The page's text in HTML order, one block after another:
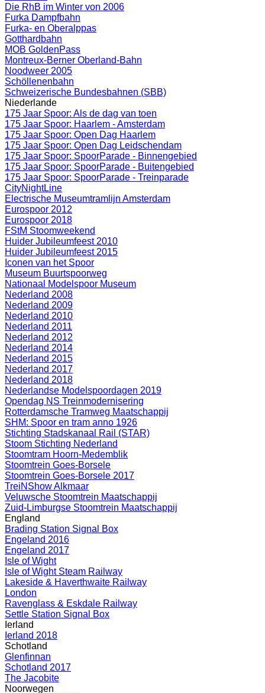
Die RhB im Winter von 2006
Furka Dampfbahn
Furka- en Oberalppas
Gotthardbahn
MOB GoldenPass
Montreux-Berner Oberland-Bahn
Noodweer 2005
Schöllenenbahn
Schweizerische Bundesbahnen (SBB)
Niederlande
175 Jaar Spoor: Als de dag van toen
175 Jaar Spoor: Haarlem - Amsterdam
175 Jaar Spoor: Open Dag Haarlem
175 Jaar Spoor: Open Dag Leidschendam
175 Jaar Spoor: SpoorParade - Binnengebied
175 Jaar Spoor: SpoorParade - Buitengebied
175 Jaar Spoor: SpoorParade - Treinparade
CityNightLine
Electrische Museumtramlijn Amsterdam
Eurospoor 2012
Eurospoor 2018
FStM Stoomweekend
Huider Jubileumfeest 2010
Huider Jubileumfeest 2015
Iconen van het Spoor
Museum Buurtspoorweg
Nationaal Modelspoor Museum
Nederland 2008
Nederland 2009
Nederland 2010
Nederland 2011
Nederland 2012
Nederland 2014
Nederland 2015
Nederland 2017
Nederland 2018
Nederlandse Modelspoordagen 2019
Opendag NS Treinmodernisering
Rotterdamsche Tramweg Maatschappij
SHM: Spoor en tram anno 1926
Stichting Stadskanaal Rail (STAR)
Stoom Stichting Nederland
Stoomtram Hoorn-Medemblik
Stoomtrein Goes-Borsele
Stoomtrein Goes-Borsele 2017
TreiNShow Alkmaar
Veluwsche Stoomtrein Maatschappij
Zuid-Limburgse Stoomtrein Maatschappij
England
Brading Station Signal Box
Engeland 2016
Engeland 2017
Isle of Wight
Isle of Wight Steam Railway
Lakeside & Haverthwaite Railway
London
Ravenglass & Eskdale Railway
Settle Station Signal Box
Ierland
Ierland 2018
Schotland
Glenfinnan
Schotland 2017
The Jacobite
Noorwegen